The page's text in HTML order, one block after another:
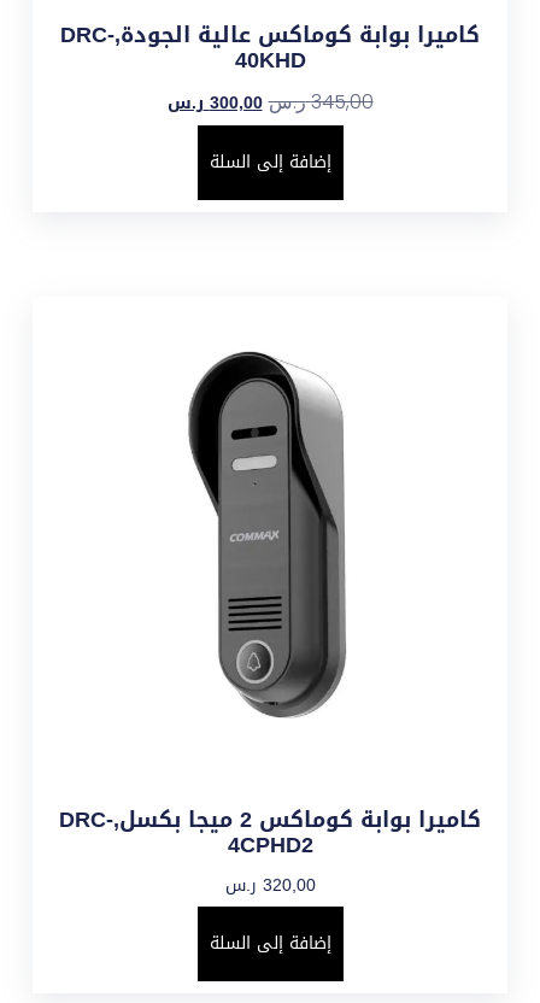
كاميرا بوابة كوماكس عالية الجودة,DRC-
40KHD
345,00ر.س 300,00ر.س
إضافة إلى السلة
كاميرا بوابة كوماكس 2 ميجا بكسل,DRC-
4CPHD2
320,00 ر.س
إضافة إلى السلة